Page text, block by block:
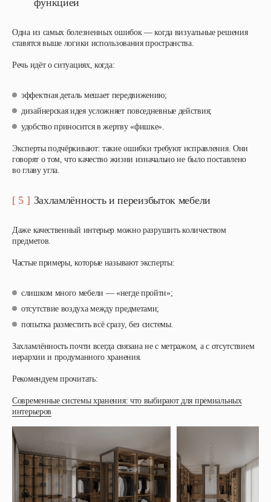
функцией
Одна из самых болезненных ошибок — когда визуальные решения
ставятся выше логики использования пространства.
Речь идёт о ситуациях, когда:
эффектная деталь мешает передвижению;
дизайнерская идея усложняет повседневные действия;
удобство приносится в жертву «фишке».
Эксперты подчёркивают: такие ошибки требуют исправления. Они
говорят о том, что качество жизни изначально не было поставлено
во главу угла.
[ 5 ] Захламлённость и переизбыток мебели
Даже качественный интерьер можно разрушить количеством
предметов.
Частые примеры, которые называют эксперты:
слишком много мебели — «негде пройти»;
отсутствие воздуха между предметами;
попытка разместить всё сразу, без системы.
Захламлённость почти всегда связана не с метражом, а с отсутствием
иерархии и продуманного хранения.
Рекомендуем прочитать:
Современные системы хранения: что выбирают для премиальных
интерьеров